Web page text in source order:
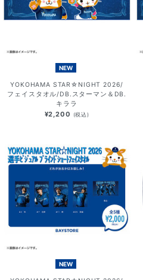
NEW
YOKOHAMA STAR☆NIGHT 2026/
フェイスタオル/DB.スターマン＆DB.
キララ
¥2,200 (税込)
NEW